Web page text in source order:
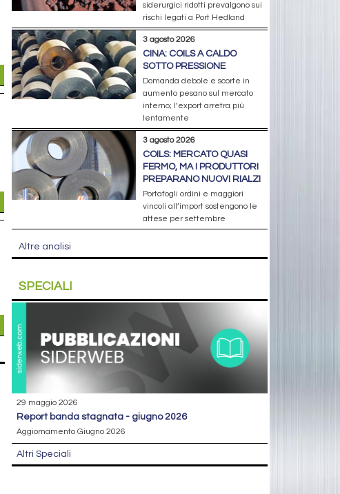
siderurgici ridotti prevalgono sui
rischi legati a Port Hedland
3 agosto 2026
CINA: COILS A CALDO
SOTTO PRESSIONE
Domanda debole e scorte in
aumento pesano sul mercato
interno; l’export arretra più
lentamente
3 agosto 2026
COILS: MERCATO QUASI
FERMO, MA I PRODUTTORI
PREPARANO NUOVI RIALZI
Portafogli ordini e maggiori
vincoli all’import sostengono le
attese per settembre
Altre analisi
SPECIALI
29 maggio 2026
report banda stagnata - giugno 2026
Aggiornamento Giugno 2026
Altri Speciali